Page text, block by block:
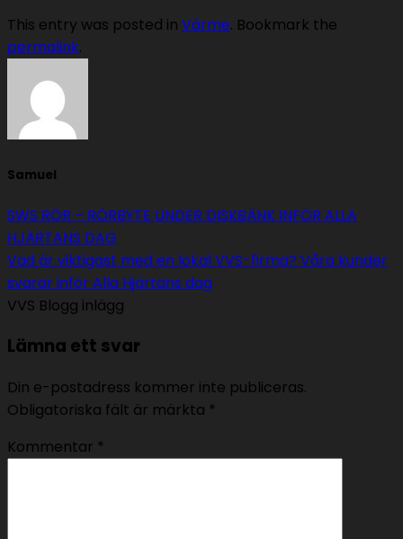
This entry was posted in Värme. Bookmark the
permalink.
Samuel
SWS RÖR – RÖRBYTE UNDER DISKBÄNK INFÖR ALLA
HJÄRTANS DAG
Vad är viktigast med en lokal VVS-firma? Våra kunder
svarar inför Alla Hjärtans dag
VVS Blogg inlägg
Lämna ett svar
Din e-postadress kommer inte publiceras.
Obligatoriska fält är märkta *
Kommentar *